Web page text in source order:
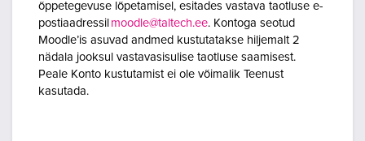
õppetegevuse lõpetamisel, esitades vastava taotluse e-
postiaadressil moodle@taltech.ee. Kontoga seotud
Moodle’is asuvad andmed kustutatakse hiljemalt 2
nädala jooksul vastavasisulise taotluse saamisest.
Peale Konto kustutamist ei ole võimalik Teenust
kasutada.